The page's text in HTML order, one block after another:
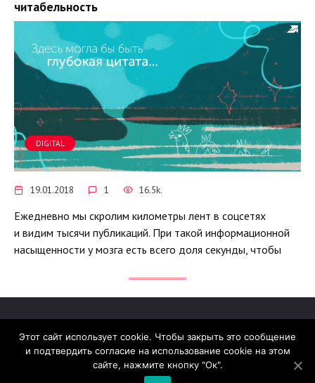
читабельность
DIGITAL
19.01.2018 1 16.5k.
Ежедневно мы скролим километры лент в соцсетях
и видим тысячи публикаций. При такой информационной
насыщенности у мозга есть всего доля секунды, чтобы
© 2026 madcats.ru
Сайт работает на теме Reboot
Этот сайт использует cookie. Чтобы закрыть это сообщение
и подтвердить согласие на использование cookie на этом
сайте, нажмите кнопку "Ок".